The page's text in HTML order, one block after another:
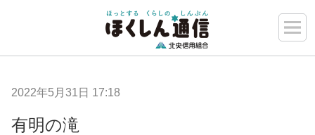
2022年5月31日 17:18
有明の滝